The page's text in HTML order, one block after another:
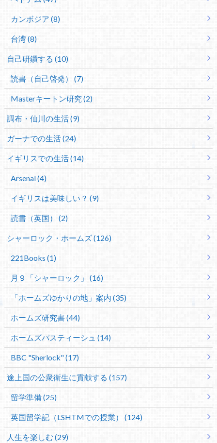
カンボジア (8)
台湾 (8)
自己研鑽する (10)
読書（自己啓発） (7)
Masterキートン研究 (2)
調布・仙川の生活 (9)
ガーナでの生活 (24)
イギリスでの生活 (14)
Arsenal (4)
イギリスは美味しい？ (9)
読書（英国） (2)
シャーロック・ホームズ (126)
221Books (1)
月９「シャーロック」 (16)
「ホームズゆかりの地」案内 (35)
ホームズ研究書 (44)
ホームズパスティーシュ (14)
BBC "Sherlock" (17)
途上国の公衆衛生に貢献する (157)
留学準備 (25)
英国留学記（LSHTMでの授業） (124)
人生を楽しむ (29)